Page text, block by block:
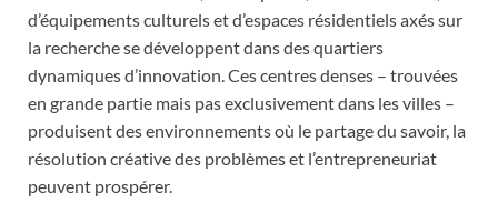
d’équipements culturels et d’espaces résidentiels axés sur
la recherche se développent dans des quartiers
dynamiques d’innovation. Ces centres denses – trouvées
en grande partie mais pas exclusivement dans les villes –
produisent des environnements où le partage du savoir, la
résolution créative des problèmes et l’entrepreneuriat
peuvent prospérer.